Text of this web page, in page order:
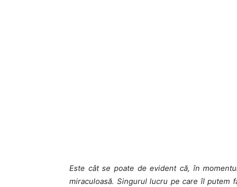
Este cât se poate de evident că, în
miraculoasă. Singurul lucru pe care îl putem